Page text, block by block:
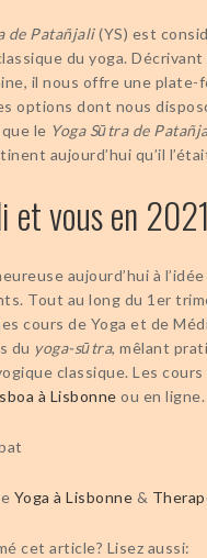
de Patañjali(YS) est
du yoga.
il nous offre une
options dont nous
le Yoga Sūtra de
aujourd’hui qu’il
et vous en
aujourd’hui à
Tout au long du 1er
cours de Yoga et de
du yoga-sūtra, mêlant
classique. Les
à Lisbonne ou en ligne.
Yoga à Lisbonne &
cet article? Lisez aussi: